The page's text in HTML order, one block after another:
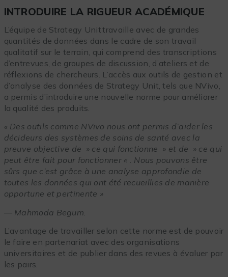
INTRODUIRE LA RIGUEUR ACADÉMIQUE
L’équipe de Strategy Unit travaille avec de grandes
quantités de données dans le cadre de son travail
qualitatif sur le terrain, qui comprend des transcriptions
d’entrevues, de groupes de discussion, d’ateliers et de
réflexions de chercheurs. L’accès aux outils de gestion et
d’analyse des données de Strategy Unit, tels que NVivo,
a permis d’introduire une nouvelle norme pour améliorer
la qualité des produits.
« Des outils comme NVivo nous ont permis d’aider les
décideurs des systèmes de soins de santé avec la
preuve objective de » ce qui fonctionne » et de » ce qui
peut être fait pour fonctionner « . Nous pouvons être
sûrs que c’est grâce à une analyse approfondie de
toutes les données qui ont été recueillies de manière
opportune et pertinente »
— Mahmoda Begum.
L’avantage de travailler selon cette norme est de pouvoir
le faire en partenariat avec des organisations
universitaires et de publier dans des revues à évaluer par
les pairs.